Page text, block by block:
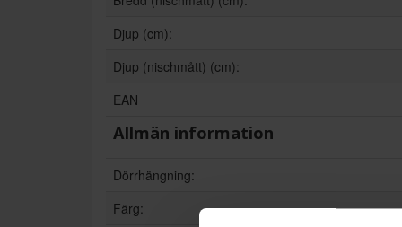
Djup (cm):
Djup (nischmått) (cm):
EAN
Allmän information
Dörrhängning:
Färg: